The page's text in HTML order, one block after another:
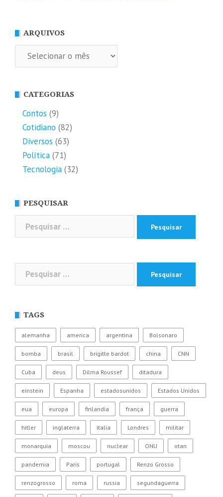
ARQUIVOS
Arquivos
CATEGORIAS
Contos (9)
Cotidiano (82)
Diversos (63)
Política (71)
Tecnologia (32)
PESQUISAR
por:
Pesquisar
por:
TAGS
alemanha america argentina Bolsonaro
bomba brasil brigitte bardot china CNN
Cuba deus Dilma Roussef ditadura
einstein Espanha estadosunidos Estados Unidos
eua europa finlandia frança guerra
hitler inglaterra italia Londres militar
monarquia moscou nuclear ONU otan
pandemia Paris portugal Renzo Grosso
renzogrosso roma russia segundaguerra